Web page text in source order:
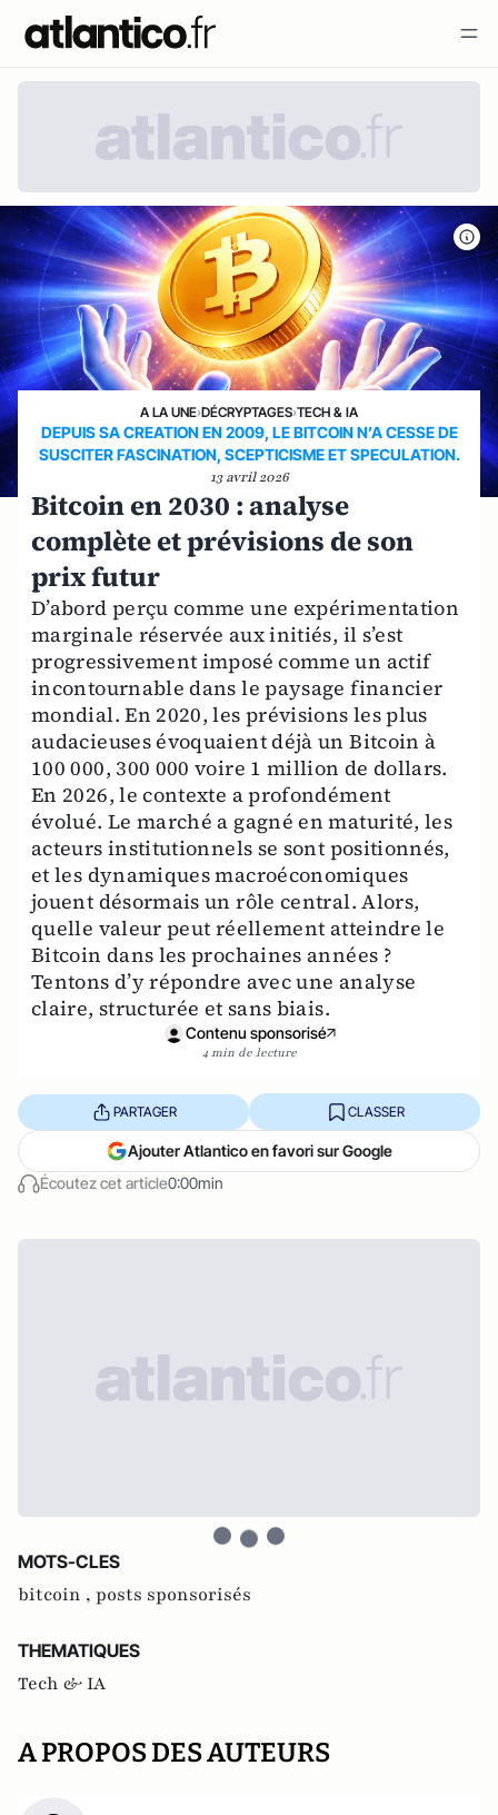
A LA UNE›DÉCRYPTAGES›TECH & IA
DEPUIS SA CREATION EN 2009, LE BITCOIN N’A CESSE DE
SUSCITER FASCINATION, SCEPTICISME ET SPECULATION.
13 avril 2026
Bitcoin en 2030 : analyse
complète et prévisions de son
prix futur
D’abord perçu comme une expérimentation
marginale réservée aux initiés, il s’est
progressivement imposé comme un actif
incontournable dans le paysage financier
mondial. En 2020, les prévisions les plus
audacieuses évoquaient déjà un Bitcoin à
100 000, 300 000 voire 1 million de dollars.
En 2026, le contexte a profondément
évolué. Le marché a gagné en maturité, les
acteurs institutionnels se sont positionnés,
et les dynamiques macroéconomiques
jouent désormais un rôle central. Alors,
quelle valeur peut réellement atteindre le
Bitcoin dans les prochaines années ?
Tentons d’y répondre avec une analyse
claire, structurée et sans biais.
Contenu sponsorisé
4 min de lecture
Écoutez cet article0:00min
PARTAGER CLASSER
Ajouter Atlantico en favori sur Google
MOTS-CLES
bitcoin , posts sponsorisés
THEMATIQUES
Tech & IA
A PROPOS DES AUTEURS